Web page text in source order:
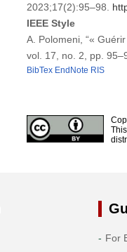
2023;17(2):95–98.
IEEE Style
A. Polomeni, “«
vol. 17, no. 2, pp.
BibTex EndNote RIS
For